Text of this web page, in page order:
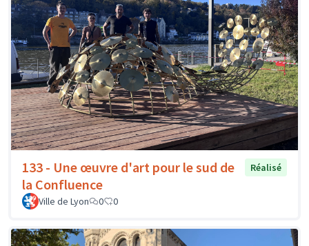
133 - Une œuvre d'art pour le sud de
la Confluence
Réalisé
Ville de Lyon 0 0